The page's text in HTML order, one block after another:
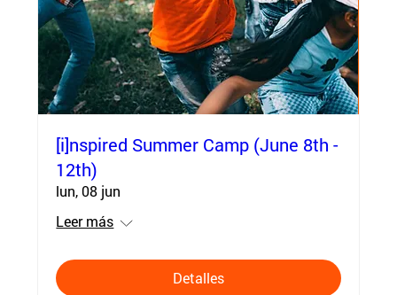
[i]nspired Summer Camp (June 8th -
12th)
lun, 08 jun
Leer más
Detalles